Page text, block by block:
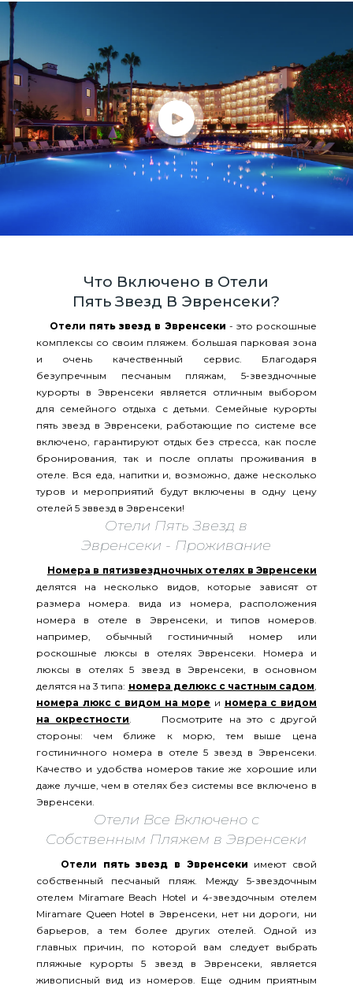
Что Включено в Отели
Пять Звезд В Эвренсеки?
Отели пять звезд в Эвренсеки - это роскошные
комплексы со своим пляжем. большая парковая зона
и очень качественный сервис. Благодаря
безупречным песчаным пляжам, 5-звездночные
курорты в Эвренсеки является отличным выбором
для семейного отдыха с детьми. Семейные курорты
пять звезд в Эвренсеки, работающие по системе все
включено, гарантируют отдых без стресса, как после
бронирования, так и после оплаты проживания в
отеле. Вся еда, напитки и, возможно, даже несколько
туров и мероприятий будут включены в одну цену
отелей 5 зввезд в Эвренсеки!
Отели Пять Звезд в
Эвренсеки - Проживание
Номера в пятизвездночных отелях в Эвренсеки
делятся на несколько видов, которые зависят от
размера номера. вида из номера, расположения
номера в отеле в Эвренсеки, и типов номеров.
например, обычный гостиничный номер или
роскошные люксы в отелях Эвренсеки. Номера и
люксы в отелях 5 звезд в Эвренсеки, в основном
делятся на 3 типа: номера делюкс с частным садом,
номера люкс с видом на море и номера с видом
на окрестности. Посмотрите на это с другой
стороны: чем ближе к морю, тем выше цена
гостиничного номера в отеле 5 звезд в Эвренсеки.
Качество и удобства номеров такие же хорошие или
даже лучше, чем в отелях без системы все включено в
Эвренсеки.
Отели Все Включено с
Собственным Пляжем в Эвренсеки
Отели пять звезд в Эвренсеки имеют свой
собственный песчаный пляж. Между 5-звездочным
отелем Miramare Beach Hotel и 4-звездочным отелем
Miramare Queen Hotel в Эвренсеки, нет ни дороги, ни
барьеров, а тем более других отелей. Одной из
главных причин, по которой вам следует выбрать
пляжные курорты 5 звезд в Эвренсеки, является
живописный вид из номеров. Еще одним приятным